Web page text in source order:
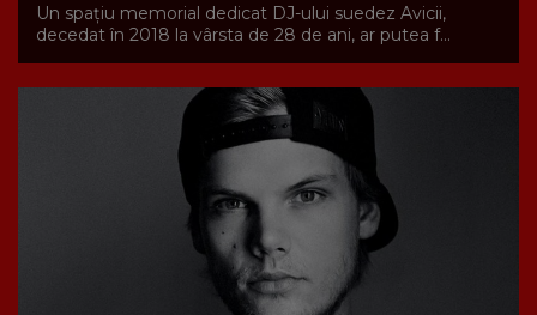
Un spaţiu memorial dedicat DJ-ului suedez Avicii,
decedat în 2018 la vârsta de 28 de ani, ar putea f...